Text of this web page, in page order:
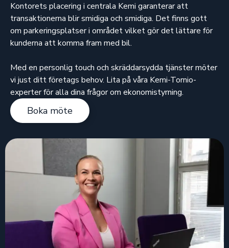
Kontorets placering i centrala Kemi garanterar att
transaktionerna blir smidiga och smidiga. Det finns gott
om parkeringsplatser i området vilket gör det lättare för
kunderna att komma fram med bil.
Med en personlig touch och skräddarsydda tjänster möter
vi just ditt företags behov. Lita på våra Kemi-Tornio-
experter för alla dina frågor om ekonomistyrning.
Boka möte